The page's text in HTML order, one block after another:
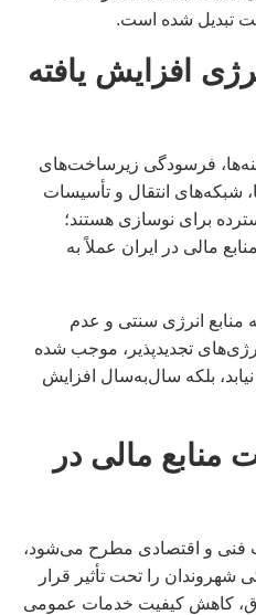
تبدیل شده است.
افزایش یافته
فرسودگی زیرساخت‌های
شبکه‌های انتقال و تأسیسات
برای نوسازی هستند؛
مالی در ایران عملاً به
منابع انرژی سنتی و عدم
تجدیدپذیر، موجب شده
بلکه سال‌به‌سال افزایش
منابع مالی در
فنی و اقتصادی مطرح می‌شود،
شهروندان را تحت تأثیر قرار
کاهش کیفیت خدمات عمومی